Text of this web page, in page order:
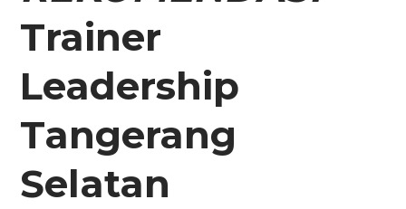
Trainer
Leadership
Tangerang
Selatan